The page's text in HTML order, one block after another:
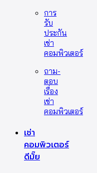
การ
รับ
ประกัน
เช่า
คอมพิวเตอร์
ถาม-
ตอบ
เรื่อง
เช่า
คอมพิวเตอร์
เช่า
คอมพิวเตอร์
ดีมั๊ย